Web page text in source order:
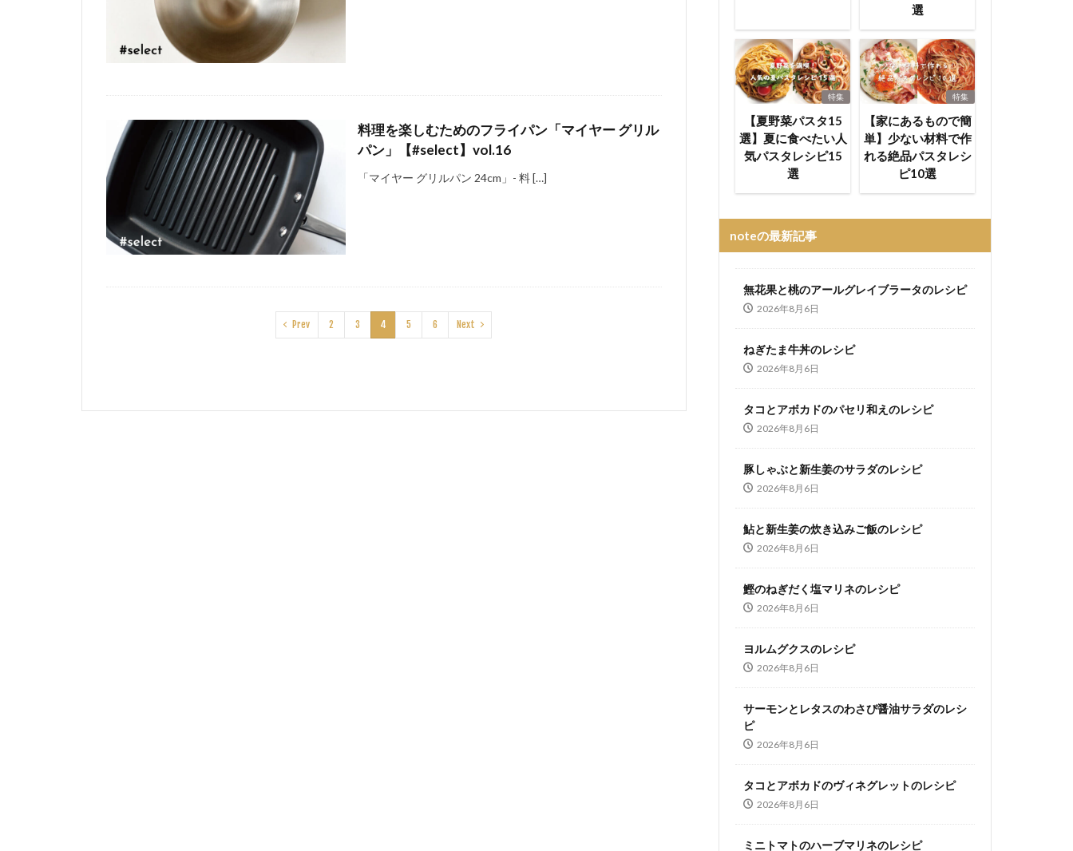
料理を楽しむためのフライパン「マイヤー グリル
パン」【#select】vol.16
「マイヤー グリルパン 24cm」- 料 […]
Prev 2 3 4 5 6 Next
選
特集
【夏野菜パスタ15
選】夏に食べたい人
気パスタレシピ15
選
特集
【家にあるもので簡
単】少ない材料で作
れる絶品パスタレシ
ピ10選
noteの最新記事
無花果と桃のアールグレイブラータのレシピ
2026年8月6日
ねぎたま牛丼のレシピ
2026年8月6日
タコとアボカドのパセリ和えのレシピ
2026年8月6日
豚しゃぶと新生姜のサラダのレシピ
2026年8月6日
鮎と新生姜の炊き込みご飯のレシピ
2026年8月6日
鰹のねぎだく塩マリネのレシピ
2026年8月6日
ヨルムグクスのレシピ
2026年8月6日
サーモンとレタスのわさび醤油サラダのレシ
ピ
2026年8月6日
タコとアボカドのヴィネグレットのレシピ
2026年8月6日
ミニトマトのハーブマリネのレシピ